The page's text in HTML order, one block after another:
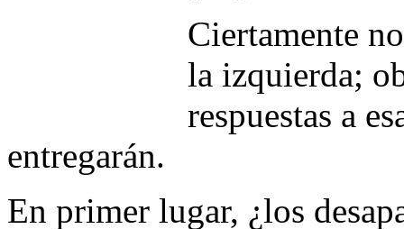
Ciertamente
la izquierda;
respuestas a
entregarán.
En primer lugar, ¿los